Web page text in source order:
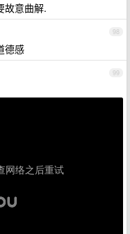
故意曲解.
98
德感
99